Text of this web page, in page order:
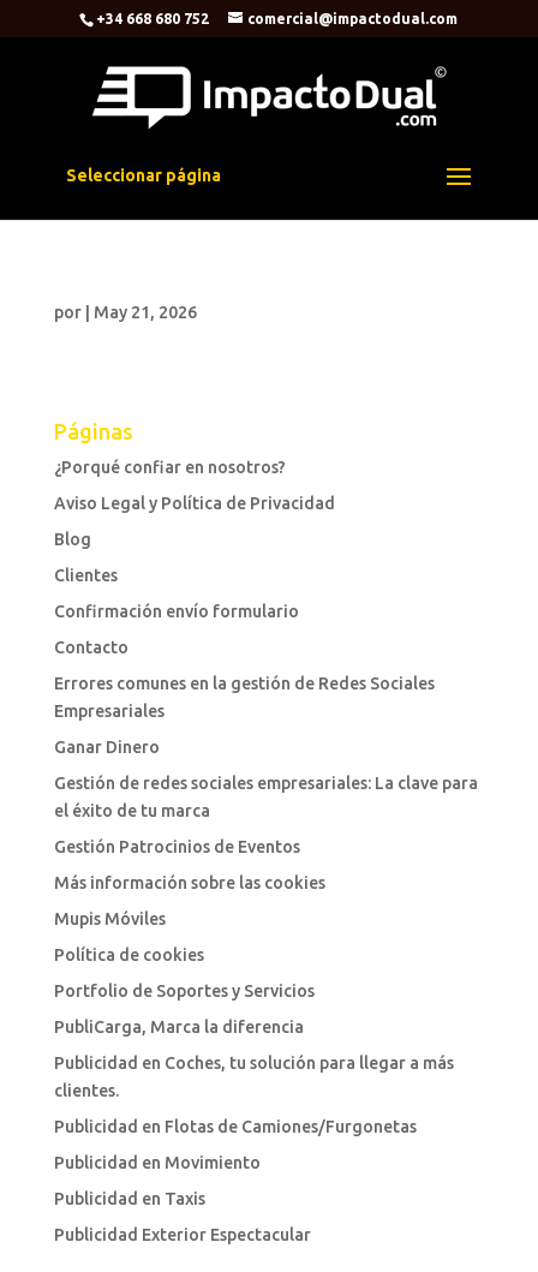
+34 668 680 752 comercial@impactodual.com
Seleccionar página
por May 21, 2026
Páginas
¿Porqué confiar en nosotros?
Aviso Legal y Política de Privacidad
Blog
Clientes
Confirmación envío formulario
Contacto
Errores comunes en la gestión de Redes Sociales
Empresariales
Ganar Dinero
Gestión de redes sociales empresariales: La clave para
el éxito de tu marca
Gestión Patrocinios de Eventos
Más información sobre las cookies
Mupis Móviles
Política de cookies
Portfolio de Soportes y Servicios
PubliCarga, Marca la diferencia
Publicidad en Coches, tu solución para llegar a más
clientes.
Publicidad en Flotas de Camiones/Furgonetas
Publicidad en Movimiento
Publicidad en Taxis
Publicidad Exterior Espectacular